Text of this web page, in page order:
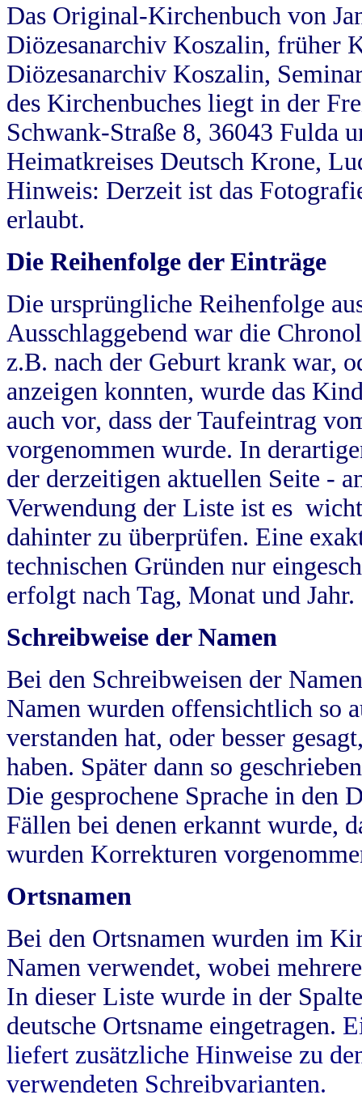
Das Original-Kirchenbuch von
Diözesanarchiv Koszalin, früher
Diözesanarchiv Koszalin,
des Kirchenbuches liegt in der
Schwank-Straße 8, 36043 Fulda
Heimatkreises Deutsch Krone,
Hinweis: Derzeit ist das
erlaubt.
Die Reihenfolge der Einträge
Die ursprüngliche Reihenfolge
Ausschlaggebend war die
z.B. nach der Geburt krank war,
anzeigen konnten, wurde das
auch vor, dass der Taufeintrag
vorgenommen wurde. In
der derzeitigen aktuellen Seite -
Verwendung der Liste ist es
dahinter zu überprüfen. Eine
technischen Gründen nur
erfolgt nach Tag, Monat und Jahr.
Schreibweise der Namen
Bei den Schreibweisen der
Namen wurden offensichtlich so
verstanden hat, oder besser
haben. Später dann so
Die gesprochene Sprache in
Fällen bei denen erkannt wurde,
wurden Korrekturen
Ortsnamen
Bei den Ortsnamen wurden im
Namen verwendet, wobei
In dieser Liste wurde in der
deutsche Ortsname eingetragen.
liefert zusätzliche Hinweise zu
verwendeten Schreibvarianten.